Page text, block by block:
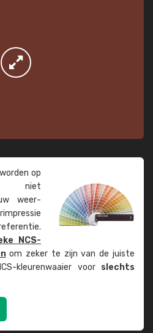
op
niet
weer­
NCS-
om zeker te zijn van de juiste
kleuren­waaier voor slechts